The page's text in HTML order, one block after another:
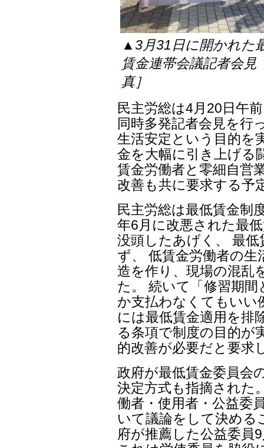
▲3月31日に開かれた
賃金連帯会議記者会
真］
民主労総は4月20日午
同時多発記者会見を行
生活安定という目的を
金を大幅に引き上げる
賃金労働者と零細自営
改善も共に要求する予
民主労総は最低賃金制
年6月に改悪された最
没頭したあげく、 最
ず、 低賃金労働者の
造を作り、現場の混乱
た。 続いて「修習期
か支払わなくてもいい
には最低賃金適用を排
る条項で制度の目的が
的改善が必要だと要求
政府が最低賃金委員会
決定方式も指摘された
働者・使用者・公益委
いて議論をして決める
府が推薦した公益委員